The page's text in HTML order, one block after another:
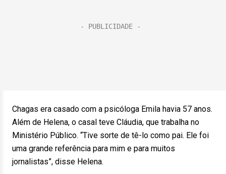
Chagas era casado com a psicóloga Emila havia 57 anos.
Além de Helena, o casal teve Cláudia, que trabalha no
Ministério Público. “Tive sorte de tê-lo como pai. Ele foi
uma grande referência para mim e para muitos
jornalistas”, disse Helena.